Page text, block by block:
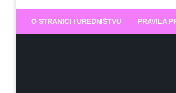
Biram
O STRANICI I UREDNIŠTVU PRAVILA